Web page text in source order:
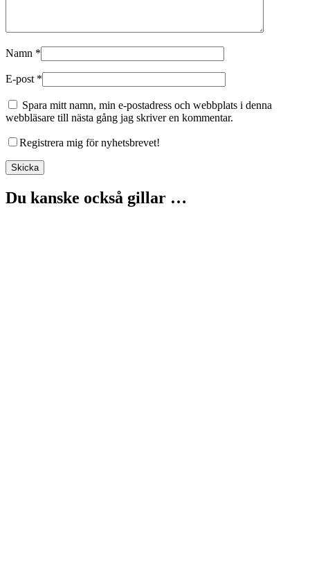
Namn *
E-post *
Spara mitt namn, min e-postadress och webbplats i denna
webbläsare till nästa gång jag skriver en kommentar.
Registrera mig för nyhetsbrevet!
Du kanske också gillar …